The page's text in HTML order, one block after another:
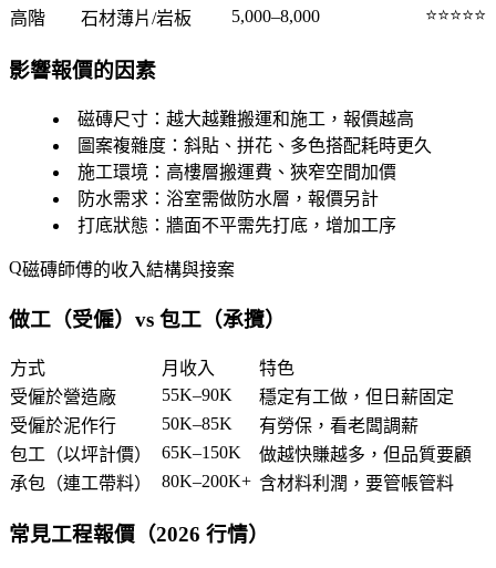
高階 石材薄片/岩板 5,000–8,000 ⭐⭐⭐⭐⭐
影響報價的因素
磁磚尺寸 ：越大越難搬運和施工，報價越高
圖案複雜度 ：斜貼、拼花、多色搭配耗時更久
施工環境 ：高樓層搬運費、狹窄空間加價
防水需求 ：浴室需做防水層，報價另計
打底狀態 ：牆面不平需先打底，增加工序
磁磚師傅的收入結構與接案
做工（受僱）vs 包工（承攬）
方式 月收入
特色
受僱於營造廠
55K–90K
穩定有工做，但日薪固定
受僱於泥作行
50K–85K
有勞保，看老闆調薪
包工（以坪計價）
65K–150K
做越快賺越多，但品質要顧
承包（連工帶料）
80K–200K+ 含材料利潤，要管帳管料
常見工程報價（2026 行情）